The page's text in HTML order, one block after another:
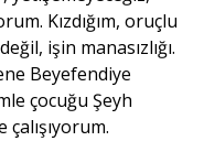
Kızdığım, oruçlu
işin manasızlığı.
Beyefendiye
çocuğu Şeyh